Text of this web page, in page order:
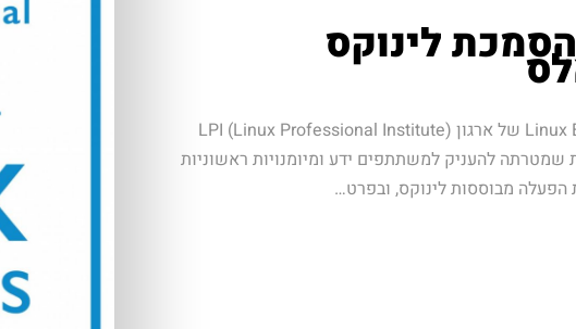
לינוקס
הסמכת Linux Essentials של ארגון LPI (Linux Professional Institute)
להעניק למשתתפים ידע ומיומנויות ראשוניות
מבוססות לינוקס, ובפרט…